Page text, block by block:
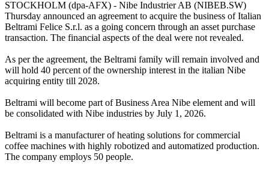
STOCKHOLM (dpa-AFX) - Nibe Industrier AB (NIBEB.SW)
Thursday announced an agreement to acquire the business of Italian
Beltrami Felice S.r.l. as a going concern through an asset purchase
transaction. The financial aspects of the deal were not revealed.
As per the agreement, the Beltrami family will remain involved and
will hold 40 percent of the ownership interest in the italian Nibe
acquiring entity till 2028.
Beltrami will become part of Business Area Nibe element and will
be consolidated with Nibe industries by July 1, 2026.
Beltrami is a manufacturer of heating solutions for commercial
coffee machines with highly robotized and automatized production.
The company employs 50 people.